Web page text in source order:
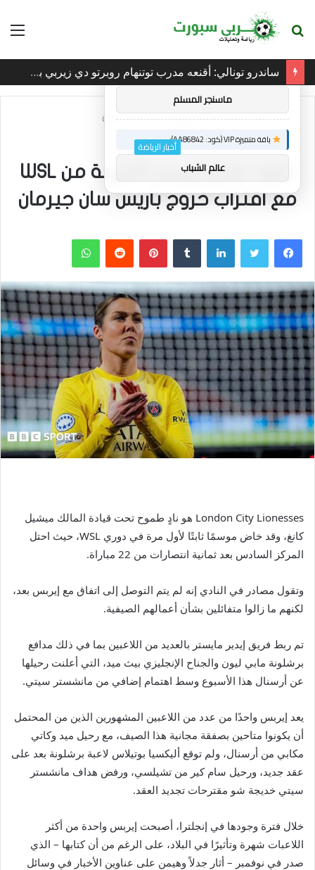
بحث
ساندرو تونالي: أقنعه مدرب توتنهام روبرتو دي زيربي بسرعة بالتوقيع
الرئيسية/أخبار الرياضة
أخبار الرياضة
تعود ماري إيربس القريبة من WSL
مع اقتراب خروج باريس سان جيرمان
فيسبوكتويتر لينكدإن بينتيريست واتساب
London City Lionesses هو نادٍ طموح تحت قيادة المالك ميشيل
كانغ، وقد خاض موسمًا ثابتًا لأول مرة في دوري WSL، حيث احتل
المركز السادس بعد ثمانية انتصارات من 22 مباراة.
وتقول مصادر في النادي إنه لم يتم التوصل إلى اتفاق مع إيربس بعد،
لكنهم ما زالوا متفائلين بشأن أعمالهم الصيفية.
تم ربط فريق إيدير مايستر بالعديد من اللاعبين بما في ذلك مدافع
برشلونة مابي ليون والجناح الإنجليزي بيث ميد، التي أعلنت رحيلها
عن أرسنال هذا الأسبوع وسط اهتمام إضافي من مانشستر سيتي.
يعد إيربس واحدًا من عدد من اللاعبين المشهورين الذين من المحتمل
أن يكونوا متاحين بصفقة مجانية هذا الصيف، مع رحيل ميد وكاتي
مكابي من أرسنال، ولم توقع أليكسيا بوتيلاس لاعبة برشلونة بعد على
عقد جديد، ورحيل سام كير من تشيلسي، ورفض هداف مانشستر
سيتي خديجة شو مقترحات تجديد العقد.
خلال فترة وجودها في إنجلترا، أصبحت إيربس واحدة من أكثر
اللاعبات شهرة وتأثيرًا في البلاد، على الرغم من أن كتابها – الذي
صدر في نوفمبر – أثار جدلاً وهيمن على عناوين الأخبار في وسائل
توصيات :
باقة متميزة VIP (كود: AA26790):
ماسنجر المسلم
باقة متميزة VIP (كود: AA86842):
عالم الشباب